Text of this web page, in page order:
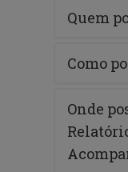
Quem
Como
Onde